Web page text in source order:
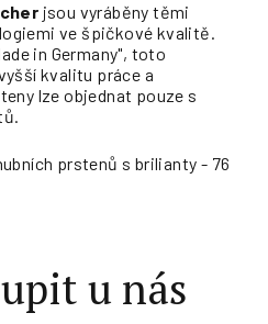
jsou vyráběny těmi
ve špičkové kvalitě.
in Germany", toto
kvalitu práce a
lze objednat pouze s
prstenů s brilianty - 76
u nás